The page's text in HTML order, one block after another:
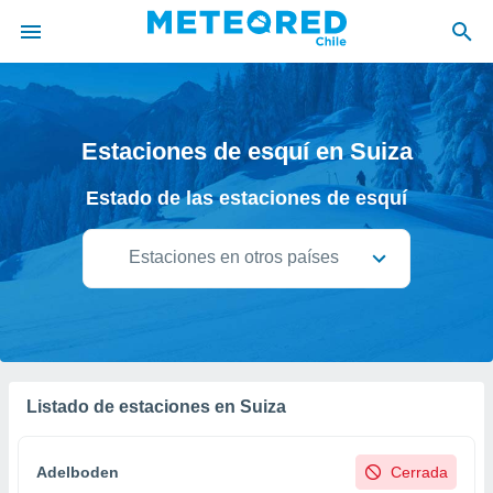
calidad.
a este
y
Estaciones de esquí en Suiza
Estado de las estaciones de esquí
Estaciones en otros países
Listado de estaciones en Suiza
Adelboden Cerrada